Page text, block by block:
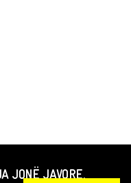
JONË JAVORE.